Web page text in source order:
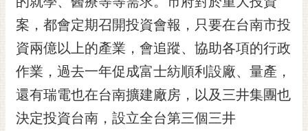
私
權
及
安
全
政
策
案，都會定期召開投資會報，只要在台南市投
資兩億以上的產業，會追蹤、協助各項的行政
作業，過去一年促成富士紡順利設廠、量產，
還有瑞電也在台南擴建廠房，以及三井集團也
決定投資台南，設立全台第三個三井